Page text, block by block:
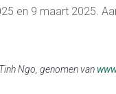
en 9 maart 2025.
Ngo, genomen van